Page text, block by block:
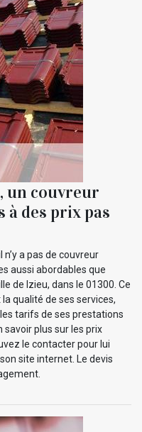
un couvreur
à des prix pas
a pas de couvreur
aussi abordables que
de Izieu, dans le 01300. Ce
qualité de ses services,
tarifs de ses prestations
savoir plus sur les prix
le contacter pour lui
site internet. Le devis